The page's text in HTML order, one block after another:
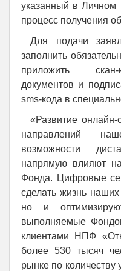
указанный в Личном
процесс получения
Для подачи
заполнить
приложить
документов и
sms-кода в
«Развитие
направлений
возможности
напрямую влияют
Фонда. Цифровые
сделать жизнь
но и
выполняемые
клиентами НПФ
более 530 тысяч
рынке по количеству